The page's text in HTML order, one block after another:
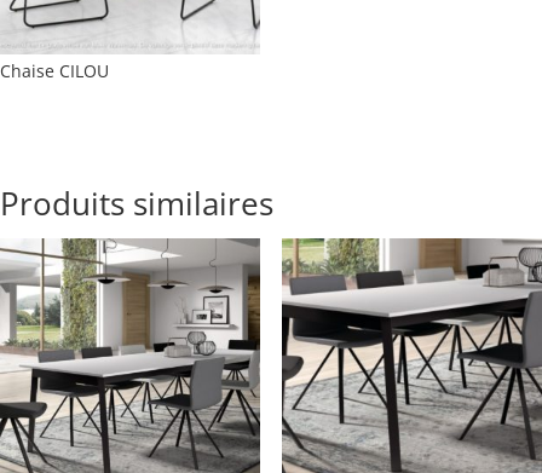
Chaise CILOU
Produits similaires